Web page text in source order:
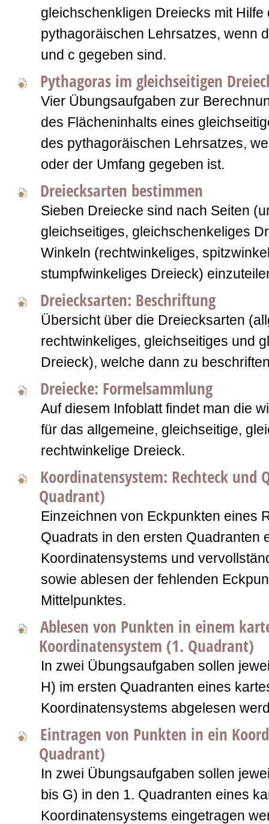
gleichschenkligen Dreiecks mit Hilfe
pythagoräischen Lehrsatzes, wenn
und c gegeben sind.
Pythagoras im gleichseitigen
Vier Übungsaufgaben zur
des Flächeninhalts eines
des pythagoräischen Lehrsatzes,
oder der Umfang gegeben ist.
Dreiecksarten bestimmen
Sieben Dreiecke sind nach Seiten
gleichseitiges, gleichschenkeliges
Winkeln (rechtwinkeliges,
stumpfwinkeliges Dreieck)
Dreiecksarten: Beschriftung
Übersicht über die Dreiecksarten
rechtwinkeliges, gleichseitiges und
Dreieck), welche dann zu
Dreiecke: Formelsammlung
Auf diesem Infoblatt findet man die
für das allgemeine, gleichseitige,
rechtwinkelige Dreieck.
Koordinatensystem: Rechteck und
Quadrant)
Einzeichnen von Eckpunkten eines
Quadrats in den ersten Quadranten
Koordinatensystems und
sowie ablesen der fehlenden
Mittelpunktes.
Ablesen von Punkten in einem
Koordinatensystem (1. Quadrant)
In zwei Übungsaufgaben sollen
H) im ersten Quadranten eines
Koordinatensystems abgelesen
Eintragen von Punkten in ein
Quadrant)
In zwei Übungsaufgaben sollen
bis G) in den 1. Quadranten eines
Koordinatensystems eingetragen